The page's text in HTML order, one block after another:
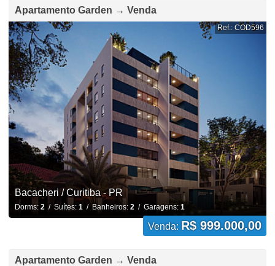
Apartamento Garden → Venda
Ref.: COD596
Bacacheri / Curitiba - PR
Dorms: 2/ Suítes: 1/ Banheiros: 2/ Garagens: 1
Venda: R$ 999.000,00
Apartamento Garden → Venda